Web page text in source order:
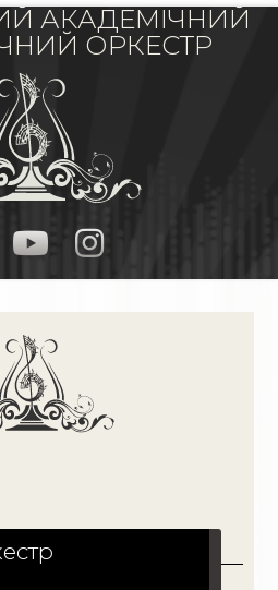
АКАДЕМІЧНИЙ
ОРКЕСТР